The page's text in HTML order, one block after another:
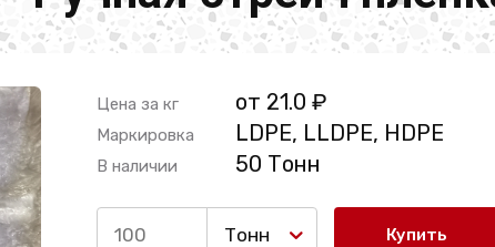
Цена за кг от 21.0 ₽
Маркировка LDPE, LLDPE, HDPE
В наличии 50 Тонн
Тонн Купить